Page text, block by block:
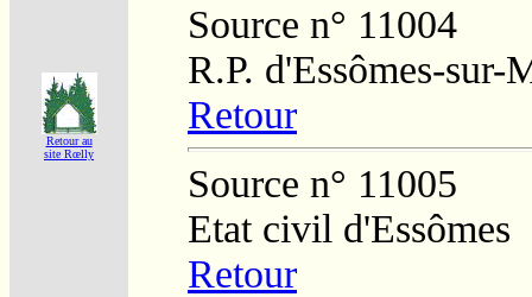
Retour au
site Rœlly
Source n° 11004
R.P. d'Essômes-sur-
Retour
Source n° 11005
Etat civil d'Essômes
Retour